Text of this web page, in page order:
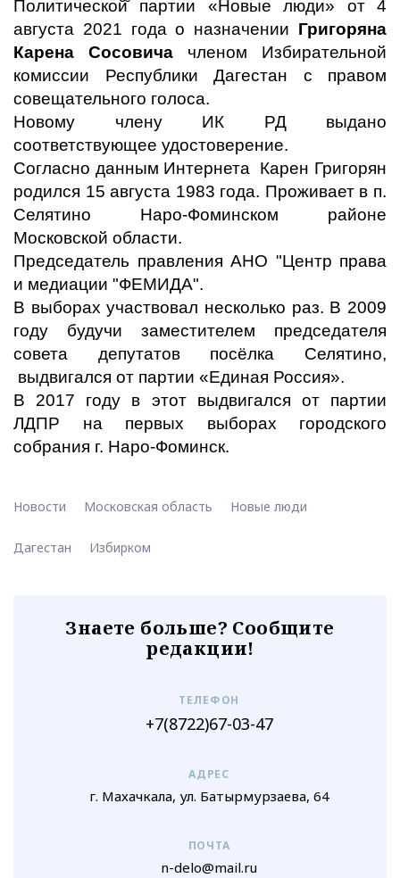
Политической̆ партии «Новые люди» от 4
августа 2021 года о назначении Григоряна
Карена Сосовича членом Избирательной
комиссии Республики Дагестан с правом
совещательного голоса.
Новому члену ИК РД выдано
соответствующее удостоверение.
Согласно данным Интернета Карен Григорян
родился 15 августа 1983 года. Проживает в п.
Селятино Наро-Фоминском районе
Московской области.
Председатель правления АНО "Центр права
и медиации "ФЕМИДА".
В выборах участвовал несколько раз. В 2009
году будучи заместителем председателя
совета депутатов посёлка Селятино,
выдвигался от партии «Единая Россия».
В 2017 году в этот выдвигался от партии
ЛДПР на первых выборах городского
собрания г. Наро-Фоминск.
Новости Московская область Новые люди
Дагестан Избирком
Знаете больше? Сообщите
редакции!
ТЕЛЕФОН
+7(8722)67-03-47
АДРЕС
г. Махачкала, ул. Батырмурзаева, 64
ПОЧТА
n-delo@mail.ru